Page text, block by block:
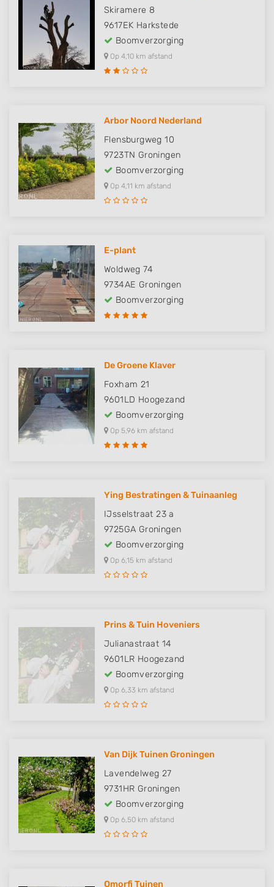
Skiramere 8
9617EK Harkstede
Boomverzorging
Op 4,10 km afstand
Arbor Noord Nederland
Flensburgweg 10
9723TN Groningen
Boomverzorging
Op 4,11 km afstand
E-plant
Woldweg 74
9734AE Groningen
Boomverzorging
De Groene Klaver
Foxham 21
9601LD Hoogezand
Boomverzorging
Op 5,96 km afstand
Ying Bestratingen & Tuinaanleg
IJsselstraat 23 a
9725GA Groningen
Boomverzorging
Op 6,15 km afstand
Prins & Tuin Hoveniers
Julianastraat 14
9601LR Hoogezand
Boomverzorging
Op 6,33 km afstand
Van Dijk Tuinen Groningen
Lavendelweg 27
9731HR Groningen
Boomverzorging
Op 6,50 km afstand
Omorfi Tuinen